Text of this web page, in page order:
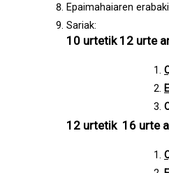
Epaimahaiaren
Sariak:
10 urtetik 12 urte
12 urtetik 16 urte